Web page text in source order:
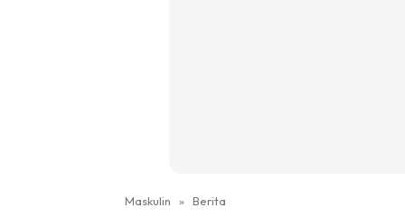
Maskulin » Berita